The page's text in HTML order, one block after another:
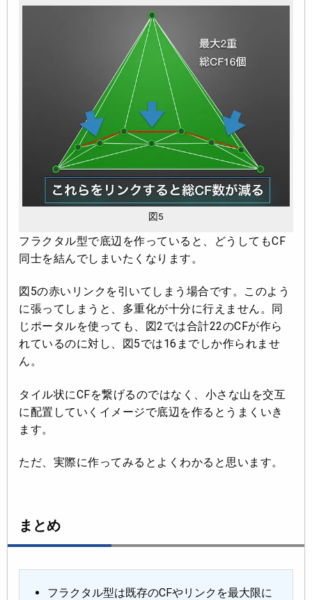
図5
フラクタル型で底辺を作っていると、どうしてもCF
同士を結んでしまいたくなります。
図5の赤いリンクを引いてしまう場合です。このよう
に張ってしまうと、多重化が十分に行えません。同
じポータルを使っても、図2では合計22のCFが作ら
れているのに対し、図5では16までしか作られませ
ん。
タイル状にCFを繋げるのではなく、小さな山を交互
に配置していくイメージで底辺を作るとうまくいき
ます。
ただ、実際に作ってみるとよくわかると思います。
まとめ
フラクタル型は既存のCFやリンクを最大限に